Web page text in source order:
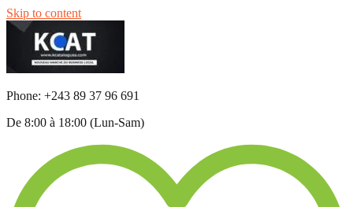
Skip to content
Phone: +243 89 37 96 691
De 8:00 à 18:00 (Lun-Sam)